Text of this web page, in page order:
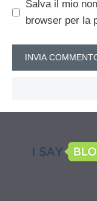
Salva il mio
browser per la